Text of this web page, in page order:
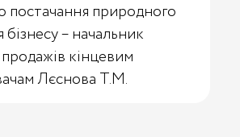
природного
бізнесу – начальник
продажів кінцевим
Лєснова Т.М.